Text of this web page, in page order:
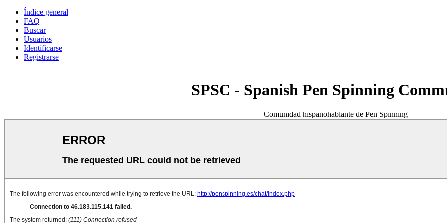
Índice general
FAQ
Buscar
Usuarios
Identificarse
Registrarse
SPSC - Spanish Pen Spinning
Comunidad hispanohablante de Pen Spinning